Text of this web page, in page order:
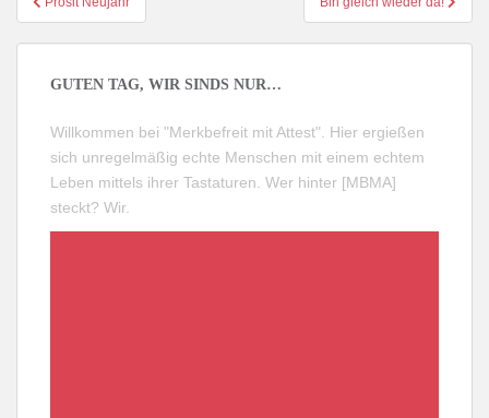
GUTEN TAG, WIR SINDS NUR…
Willkommen bei "Merkbefreit mit Attest". Hier ergießen
sich unregelmäßig echte Menschen mit einem echtem
Leben mittels ihrer Tastaturen. Wer hinter [MBMA]
steckt? Wir.